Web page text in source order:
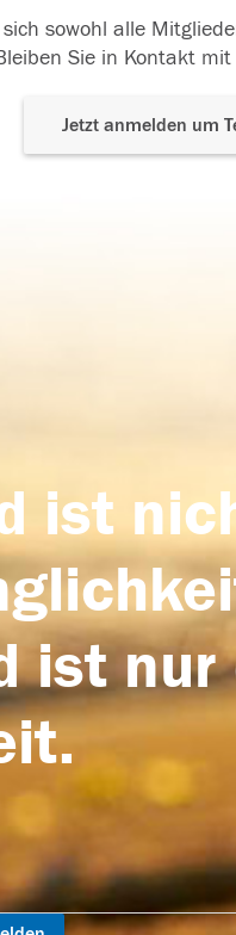
sowohl alle
Sie in Kontakt
Jetzt anmelden um
ist
ist